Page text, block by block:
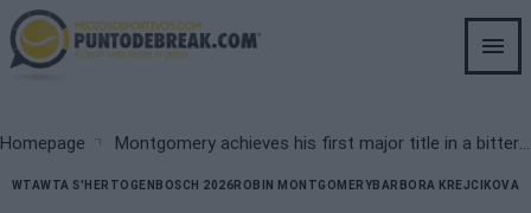
Skip
to
main
Breadcrumb
Homepage
WTAWTA S'HERTOGENBOSCH 2026ROBIN MONTGOMERYBARBORA KREJCIKOVA